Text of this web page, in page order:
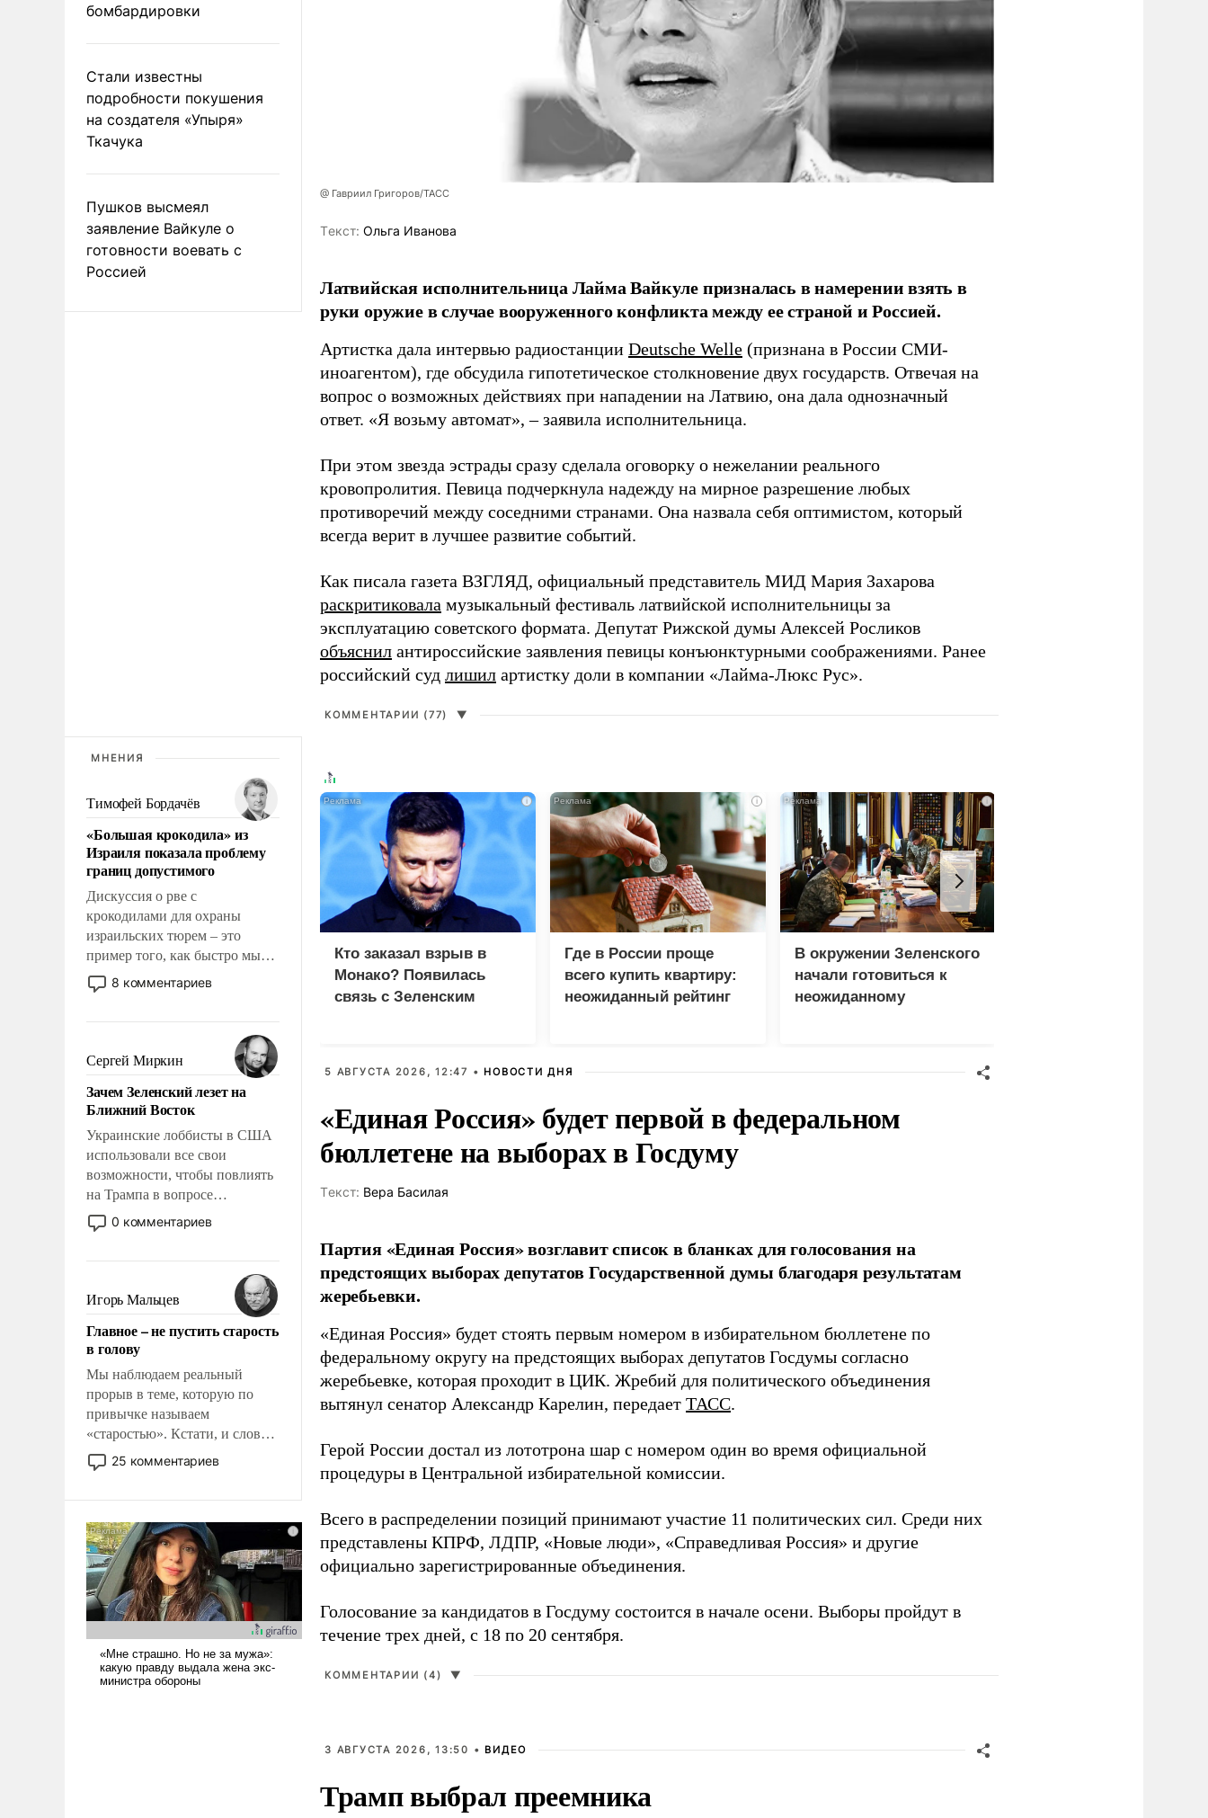
бомбардировки
Стали известны
подробности покушения
на создателя «Упыря»
Ткачука
Пушков высмеял
заявление Вайкуле о
готовности воевать с
Россией
МНЕНИЯ
Тимофей Бордачёв
«Большая крокодила» из
Израиля показала проблему
границ допустимого
Дискуссия о рве с
крокодилами для охраны
израильских тюрем – это
пример того, как быстро мы
двигаемся по пути
революционных изменений.
псевдонаучной фантастики,
стало всерьез обсуждаемой
идеей.
8 комментариев
Сергей Миркин
Зачем Зеленский лезет на
Ближний Восток
Украинские лоббисты в США
использовали все свои
возможности, чтобы повлиять
на Трампа в вопросе
предоставления вооружений
своим нанимателям. Вероятно,
консультирует Киев, пришла в
голову мысль: хорошо бы
продемонстрировать, что
Украина вступила в
вооруженное противостояние
с Ираном.
0 комментариев
Игорь Мальцев
Главное – не пустить старость
в голову
Мы наблюдаем реальный
прорыв в теме, которую по
привычке называем
«старостью». Кстати, и слово-
то это уже стараются не
использовать – так же, как
что оно уже несет негативные
коннотации.
25 комментариев
@ Гавриил Григоров/ТАСС
Tекст: Ольга Иванова
Латвийская исполнительница Лайма Вайкуле призналась в намерении взять в
руки оружие в случае вооруженного конфликта между ее страной и Россией.
Артистка дала интервью радиостанции Deutsche Welle (признана в России СМИ-
иноагентом), где обсудила гипотетическое столкновение двух государств. Отвечая на
вопрос о возможных действиях при нападении на Латвию, она дала однозначный
ответ. «Я возьму автомат», – заявила исполнительница.
При этом звезда эстрады сразу сделала оговорку о нежелании реального
кровопролития. Певица подчеркнула надежду на мирное разрешение любых
противоречий между соседними странами. Она назвала себя оптимистом, который
всегда верит в лучшее развитие событий.
Как писала газета ВЗГЛЯД, официальный представитель МИД Мария Захарова
раскритиковала музыкальный фестиваль латвийской исполнительницы за
эксплуатацию советского формата. Депутат Рижской думы Алексей Росликов
объяснил антироссийские заявления певицы конъюнктурными соображениями. Ранее
российский суд лишил артистку доли в компании «Лайма-Люкс Рус».
КОММЕНТАРИИ (77) ▼
i
Кто заказал взрыв в
Монако? Появилась
связь с Зеленским
i
Где в России проще
всего купить квартиру:
неожиданный рейтинг
i
В окружении Зеленского
начали готовиться к
неожиданному
5 АВГУСТА 2026, 12:47 • НОВОСТИ ДНЯ
«Единая Россия» будет первой в федеральном
бюллетене на выборах в Госдуму
Tекст: Вера Басилая
Партия «Единая Россия» возглавит список в бланках для голосования на
предстоящих выборах депутатов Государственной думы благодаря результатам
жеребьевки.
«Единая Россия» будет стоять первым номером в избирательном бюллетене по
федеральному округу на предстоящих выборах депутатов Госдумы согласно
жеребьевке, которая проходит в ЦИК. Жребий для политического объединения
вытянул сенатор Александр Карелин, передает ТАСС.
Герой России достал из лототрона шар с номером один во время официальной
процедуры в Центральной избирательной комиссии.
Всего в распределении позиций принимают участие 11 политических сил. Среди них
представлены КПРФ, ЛДПР, «Новые люди», «Справедливая Россия» и другие
официально зарегистрированные объединения.
Голосование за кандидатов в Госдуму состоится в начале осени. Выборы пройдут в
течение трех дней, с 18 по 20 сентября.
КОММЕНТАРИИ (4) ▼
3 АВГУСТА 2026, 13:50 • ВИДЕО
Трамп выбрал преемника